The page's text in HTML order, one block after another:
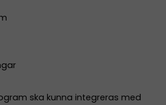
ska kunna integreras med